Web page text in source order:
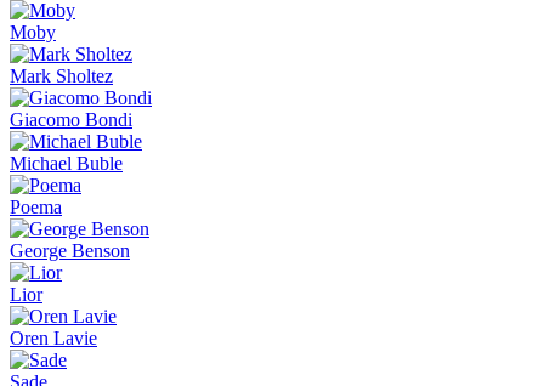
Moby
Mark Sholtez
Giacomo Bondi
Michael Buble
Poema
George Benson
Lior
Oren Lavie
Sade